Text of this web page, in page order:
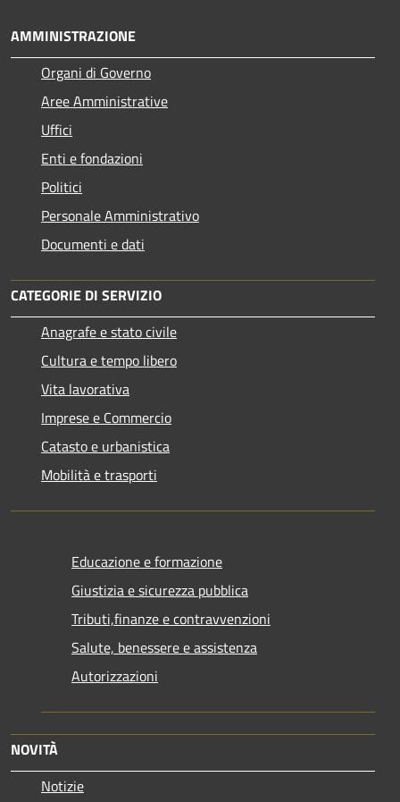
AMMINISTRAZIONE
Organi di Governo
Aree Amministrative
Uffici
Enti e fondazioni
Politici
Personale Amministrativo
Documenti e dati
CATEGORIE DI SERVIZIO
Anagrafe e stato civile
Cultura e tempo libero
Vita lavorativa
Imprese e Commercio
Catasto e urbanistica
Mobilità e trasporti
Educazione e formazione
Giustizia e sicurezza pubblica
Tributi,finanze e contravvenzioni
Salute, benessere e assistenza
Autorizzazioni
NOVITÀ
Notizie